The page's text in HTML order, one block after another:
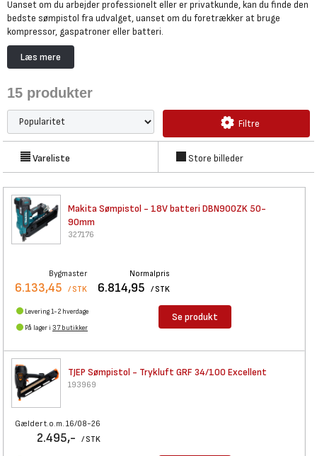
Uanset om du arbejder professionelt eller er privatkunde, kan du finde den
bedste sømpistol fra udvalget, uanset om du foretrækker at bruge
kompressor, gaspatroner eller batteri.
Kompressordrevne sømpistoler er ideelle til krævende opgaver, hvor der
er behov for konstant kraft og høj ydeevne. Foretrækker du større
som giver større frihed uden at gå på kompromis med styrken.
Tilmeld dig Bygmas nyhedsbreveller følg os på Facebook, og få løbende
information om attraktive tilbud og kampagner på sømpistoler – både
online og i vores landsdækkende butikker.
Læs mere
15 produkter
Filtre
Vareliste Store billeder
Makita Sømpistol - 18V batteri DBN900ZK 50-
90mm
327176
Bygmaster
6.133,45 / STK
Normalpris
6.814,95 / STK
Levering 1-2 hverdage
På lager i 37 butikker
Se produkt
TJEP Sømpistol - Trykluft GRF 34/100 Excellent
193969
Gælder t.o.m. 16/08-26
2.495,- / STK